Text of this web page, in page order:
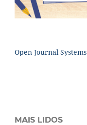
Open Journal Systems
MAIS LIDOS